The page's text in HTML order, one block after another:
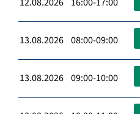
13.08.2026 08:00-09:00
13.08.2026 09:00-10:00